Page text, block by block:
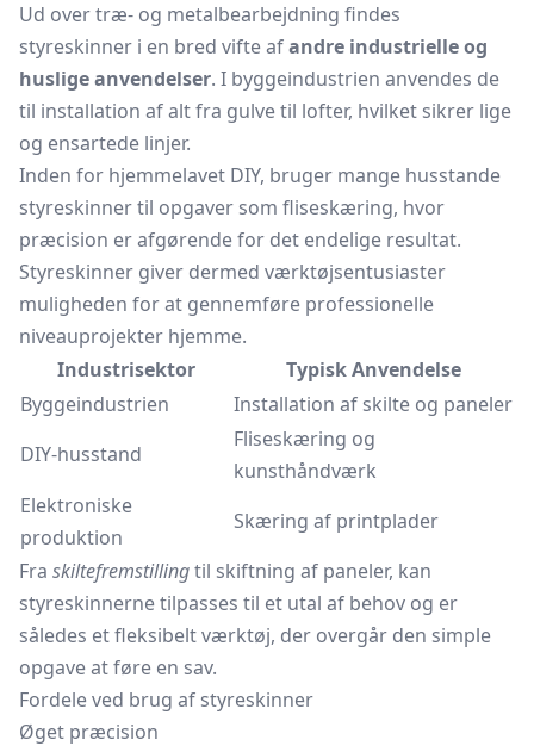
Ud over træ- og metalbearbejdning findes
styreskinner i en bred vifte afandre industrielle og
huslige anvendelser. I byggeindustrien anvendes de
til installation af alt fra gulve til lofter, hvilket sikrer lige
og ensartede linjer.
Inden for hjemmelavet DIY, bruger mange husstande
styreskinner til opgaver som fliseskæring, hvor
præcision er afgørende for det endelige resultat.
Styreskinner giver dermed værktøjsentusiaster
muligheden for at gennemføre professionelle
niveauprojekter hjemme.
Industrisektor
Typisk Anvendelse
Byggeindustrien
Installation af skilte og paneler
DIY-husstand
Fliseskæring og
kunsthåndværk
Elektroniske
produktion
Skæring af printplader
Fra skiltefremstillingtil skiftning af paneler, kan
styreskinnerne tilpasses til et utal af behov og er
således et fleksibelt værktøj, der overgår den simple
opgave at føre en sav.
Fordele ved brug af styreskinner
Øget præcision